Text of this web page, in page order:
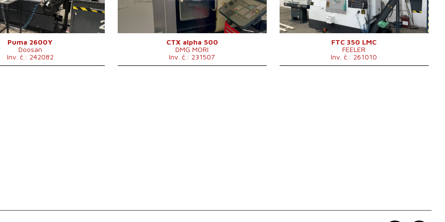
ano
ano
ne
86 mm
ne
(z toho
Puma 2600Y
Doosan
Inv. č.: 242082
Točná délka
780 mm
ano
ano
Pojezd osy Y (soustruh)
190 mm
ano
Hnané nástroje
ano
CTX alpha 500
DMG MORI
Inv. č.: 231507
Šikmé lože
ano
Y osa
ne
Protivřeteno
ne
Vrtání vřetene
52 mm
ne
Počet pozic nástrojů (z toho
hnaných)
FTC 350 LMC
FEELER
Inv. č.: 261010